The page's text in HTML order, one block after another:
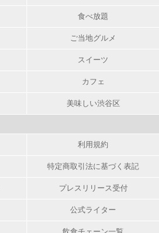
食べ放題
ご当地グルメ
スイーツ
カフェ
美味しい渋谷区
利用規約
特定商取引法に基づく表記
プレスリリース受付
公式ライター